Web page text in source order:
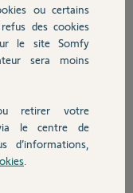
question, je cherche
ou certains
des cookies
le site Somfy
sera moins
retirer votre
le centre de
d’informations,